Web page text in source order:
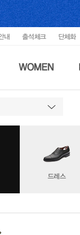
내 출석체크 단체화
WOMEN
드레스